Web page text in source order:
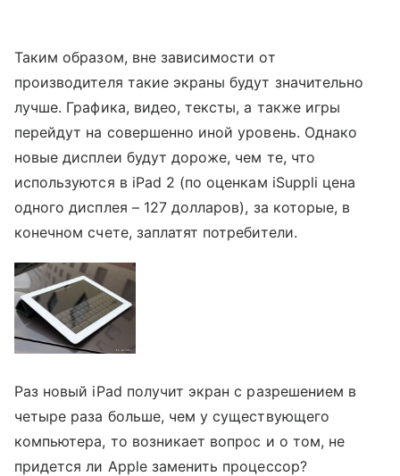
Таким образом, вне зависимости от
производителя такие экраны будут значительно
лучше. Графика, видео, тексты, а также игры
перейдут на совершенно иной уровень. Однако
новые дисплеи будут дороже, чем те, что
используются в iPad 2 (по оценкам iSuppli цена
одного дисплея – 127 долларов), за которые, в
конечном счете, заплатят потребители.
Раз новый iPad получит экран с разрешением в
четыре раза больше, чем у существующего
компьютера, то возникает вопрос и о том, не
придется ли Apple заменить процессор?